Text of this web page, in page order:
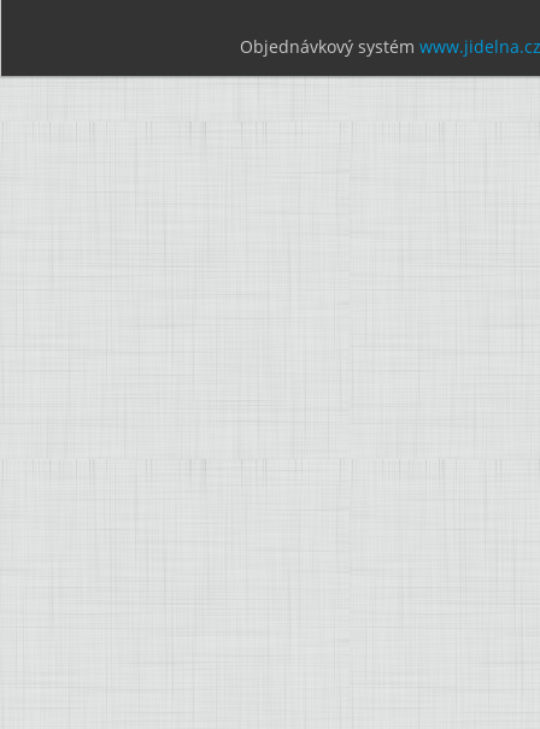
Objednávkový systém www.jidelna.cz